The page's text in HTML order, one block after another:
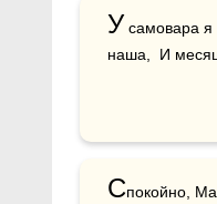
У самовара я
наша,  И
Спокойно,